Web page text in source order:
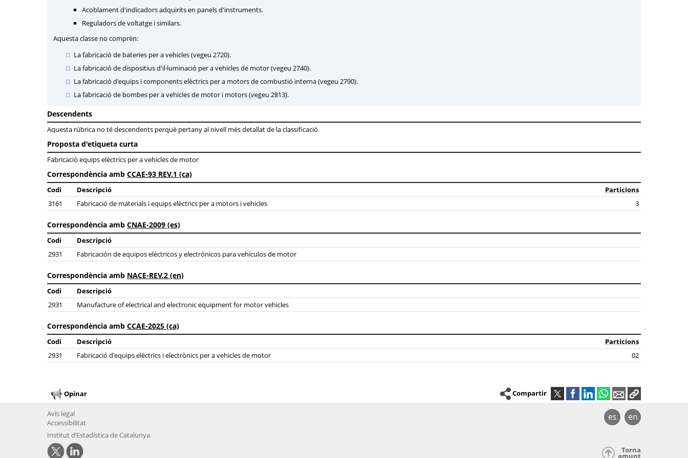
Acoblament d'indicadors adquirits en panels d'instruments.
Reguladors de voltatge i similars.
Aquesta classe no comprèn:
La fabricació de bateries per a vehicles (vegeu 2720).
La fabricació de dispositius d'il·luminació per a vehicles de motor (vegeu 2740).
La fabricació d'equips i components elèctrics per a motors de combustió interna (vegeu 2790).
La fabricació de bombes per a vehicles de motor i motors (vegeu 2813).
Descendents
Aquesta rúbrica no té descendents perquè pertany al nivell més detallat de la classificació.
Proposta d'etiqueta curta
Fabricació equips elèctrics per a vehicles de motor
Correspondència amb CCAE-93 REV.1 (ca)
Codi Descripció
Particions
3161
Fabricació de materials i equips elèctrics per a motors i vehicles 3
Correspondència amb CNAE-2009 (es)
Codi
Descripció
2931
Fabricación de equipos eléctricos y electrónicos para vehículos de motor
Correspondència amb NACE-REV.2 (en)
Codi
Descripció
2931
Manufacture of electrical and electronic equipment for motor vehicles
Correspondència amb CCAE-2025 (ca)
Codi Descripció
Particions
2931
Fabricació d'equips elèctrics i electrònics per a vehicles de motor 02
Opinar Compartir
es en
Avís legal
Accessibilitat
Institut d’Estadística de Catalunya
Torna
amunt